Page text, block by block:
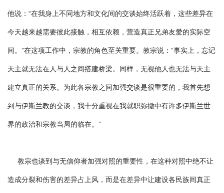
他说：“在我身上不同地方和文化间的交谈始终活跃着，这些差异在
今天越来越需要彼此接触，相互依赖，营造真正兄弟友爱的实际空
间。”在这项工作中，宗教的角色至关重要。教宗说：“事实上，忘记
天主就无法在人与人之间搭建桥梁。同样，无视他人也无法与天主
建立真正的关系。为此各宗教之间加强交谈是很重要的，我首先想
到与伊斯兰教的交谈，我十分重视在我就职弥撒中有许多伊斯兰世
界的政治和宗教当局的临在。”
教宗也谈到与无信仰者加强对照的重要性，在这种对照中绝不让
造成分裂和伤害的差异占上风，而是在差异中让建设各民族间真正